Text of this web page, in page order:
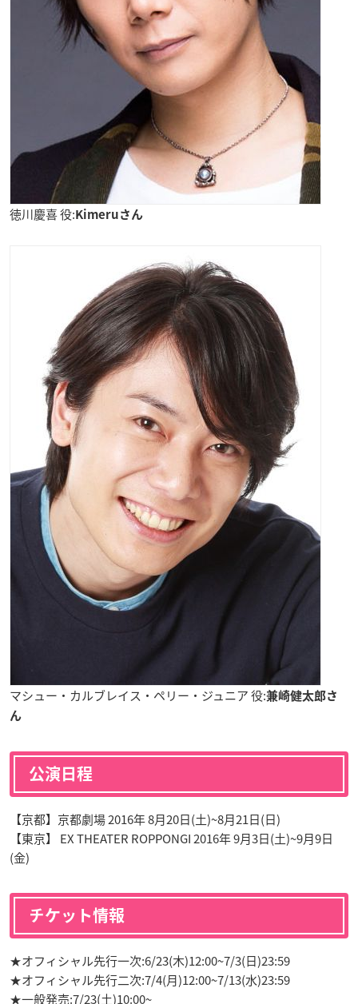
徳川慶喜 役: Kimeruさん
マシュー・カルブレイス・ペリー・ジュニア 役:兼崎健太郎さ
ん
公演日程
【京都】京都劇場 2016年 8月20日(土)~8月21日(日)
【東京】 EX THEATER ROPPONGI 2016年 9月3日(土)~9月9日
(金)
チケット情報
★オフィシャル先行一次:6/23(木)12:00~7/3(日)23:59
★オフィシャル先行二次:7/4(月)12:00~7/13(水)23:59
★一般発売:7/23(土)10:00~